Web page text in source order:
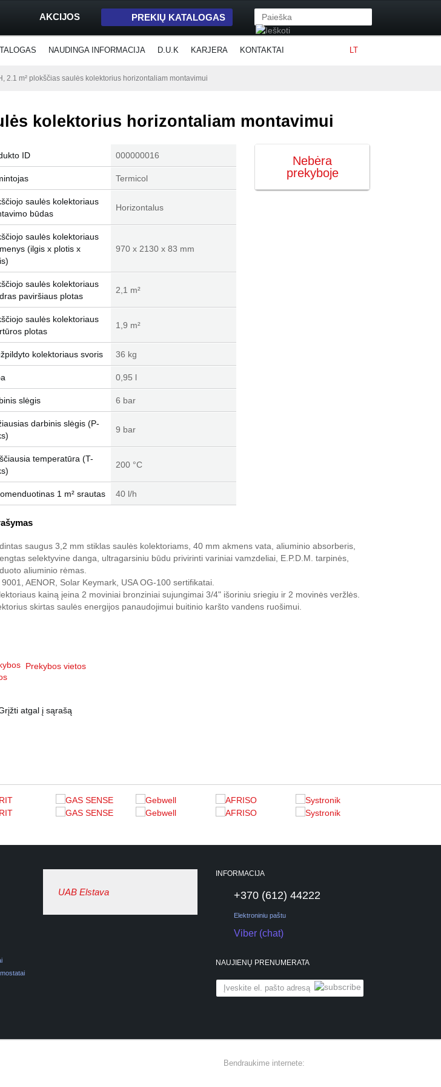
AKCIJOS PREKIŲ KATALOGAS
LT
NAUDINGA INFORMACIJA D.U.K KARJERA KONTAKTAI
2.1 m² plokščias saulės kolektorius horizontaliam montavimui
kolektorius horizontaliam montavimui
ID 000000016
Termicol
saulės kolektoriaus
būdas
Horizontalus
saulės kolektoriaus
(ilgis x plotis x
970 x 2130 x 83 mm
saulės kolektoriaus
paviršiaus plotas
2,1 m²
saulės kolektoriaus
plotas
1,9 m²
kolektoriaus svoris 36 kg
0,95 l
slėgis 6 bar
darbinis slėgis (P-
9 bar
temperatūra (T-
200 °C
1 m² srautas 40 l/h
Nebėra
prekyboje
saugus 3,2 mm stiklas saulės kolektoriams, 40 mm akmens vata, aliuminio absorberis,
selektyvine danga, ultragarsiniu būdu privirinti variniai vamzdeliai, E.P.D.M. tarpinės,
aliuminio rėmas.
9001, AENOR, Solar Keymark, USA OG-100 sertifikatai.
kainą įeina 2 moviniai bronziniai sujungimai 3/4" išoriniu sriegiu ir 2 movinės veržlės.
skirtas saulės energijos panaudojimui buitinio karšto vandens ruošimui.
Prekybos vietos
atgal į sąrašą
UAB Elstava
INFORMACIJA
+370 (612) 44222
Elektroniniu paštu
Viber (chat)
NAUJIENŲ PRENUMERATA
Bendraukime internete: